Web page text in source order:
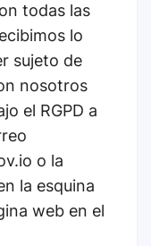
todas las
lo
sujeto de
nosotros
el RGPD a
o la
la esquina
web en el